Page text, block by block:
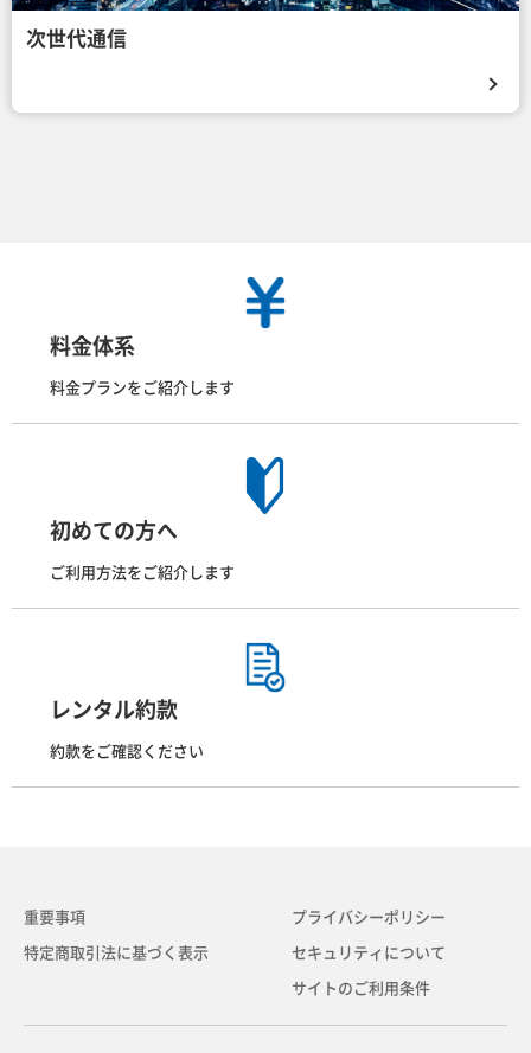
次世代通信
料金体系
料金プランをご紹介します
初めての方へ
ご利用方法をご紹介します
レンタル約款
約款をご確認ください
重要事項
特定商取引法に基づく表示
プライバシーポリシー
セキュリティについて
サイトのご利用条件